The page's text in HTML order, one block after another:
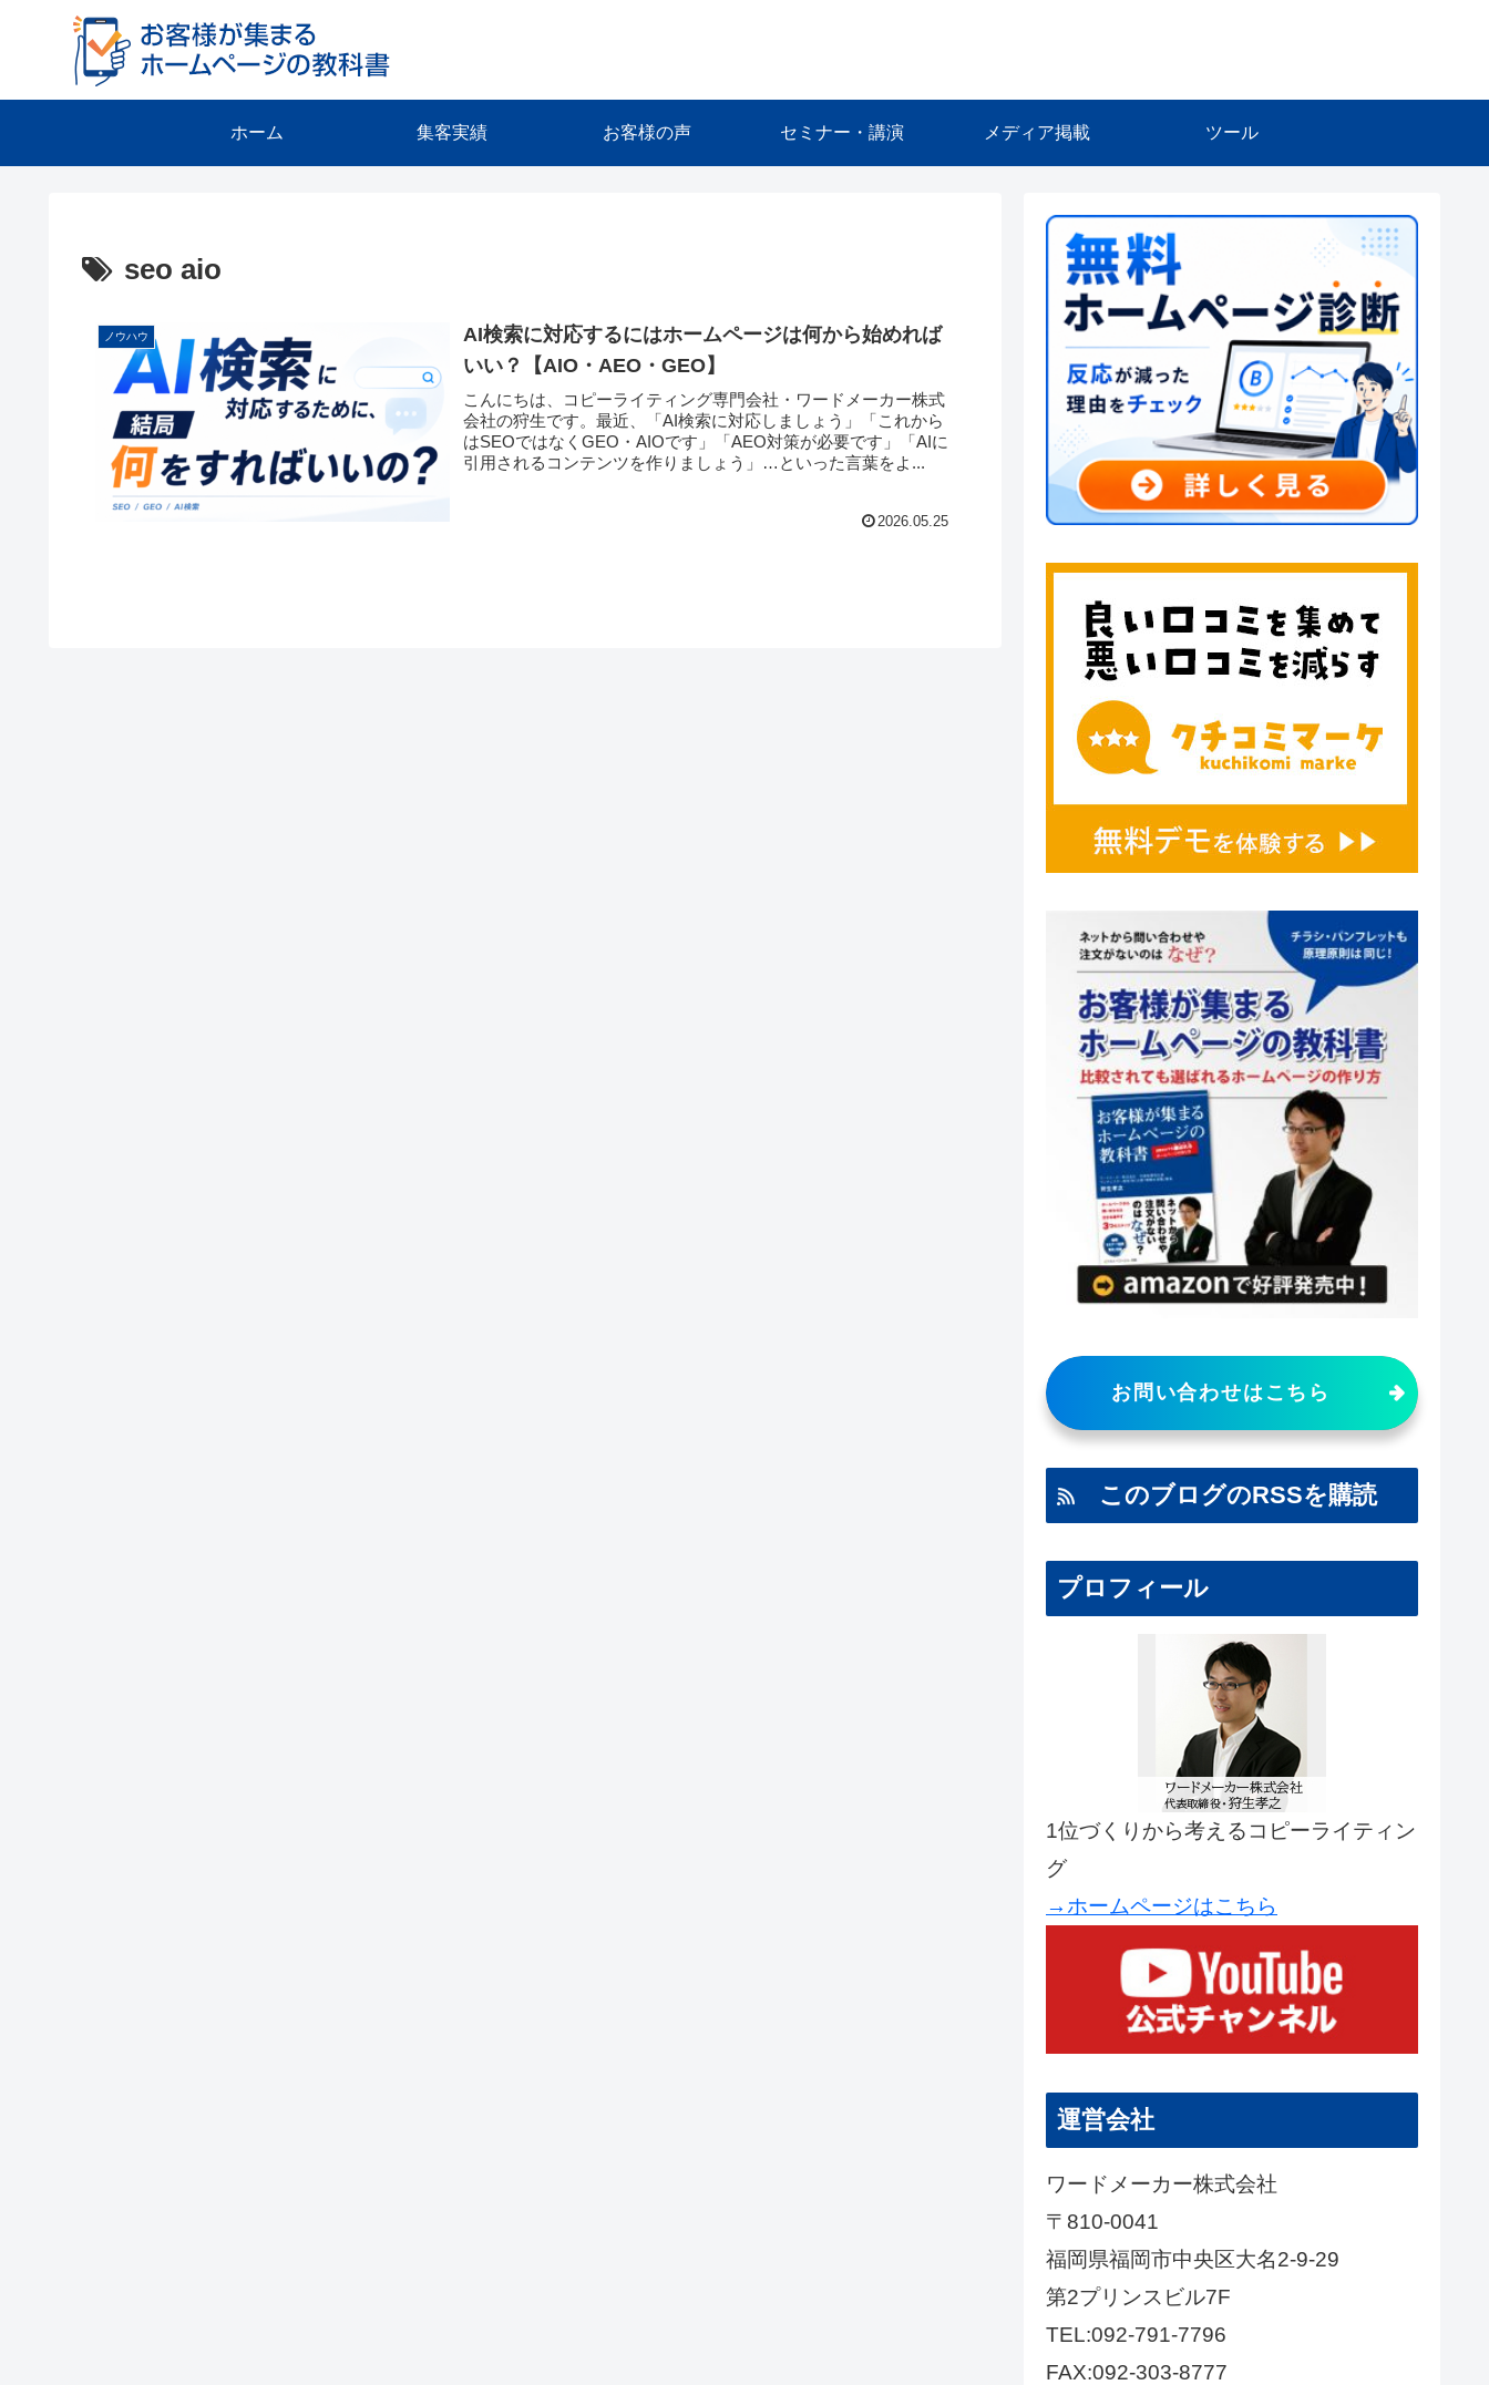
ホーム 集客実績 お客様の声 セミナー・講演 メディア掲載 ツール
seo aio
ノウハウ
AI検索に対応するにはホームページは何から始めれば
いい？【AIO・AEO・GEO】
こんにちは、コピーライティング専門会社・ワードメーカー株式
会社の狩生です。最近、「AI検索に対応しましょう」「これから
はSEOではなくGEO・AIOです」「AEO対策が必要です」「AIに
引用されるコンテンツを作りましょう」…といった言葉をよ...
2026.05.25
お問い合わせはこちら
このブログのRSSを購読
プロフィール
1位づくりから考えるコピーライティン
グ
→ホームページはこちら
運営会社
ワードメーカー株式会社
〒810-0041
福岡県福岡市中央区大名2-9-29
第2プリンスビル7F
TEL:092-791-7796
FAX:092-303-8777